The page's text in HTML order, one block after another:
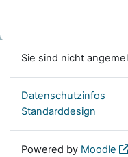
Sie sind nicht
Datenschutzinfos
Standarddesign
Powered by Moodle